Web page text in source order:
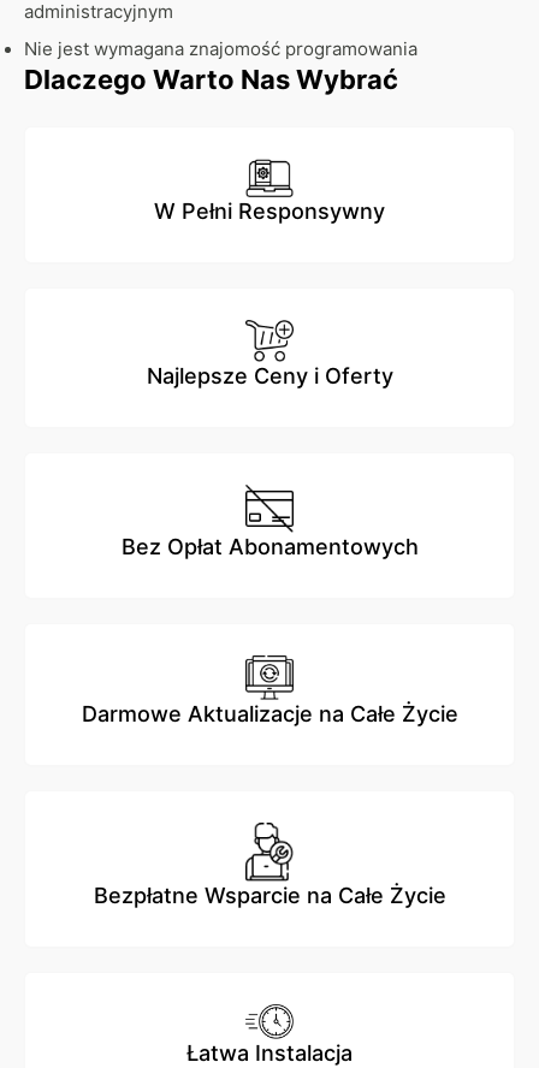
administracyjnym
Nie jest wymagana znajomość programowania
Dlaczego Warto Nas Wybrać
W Pełni Responsywny
Najlepsze Ceny i Oferty
Bez Opłat Abonamentowych
Darmowe Aktualizacje na Całe Życie
Bezpłatne Wsparcie na Całe Życie
Łatwa Instalacja